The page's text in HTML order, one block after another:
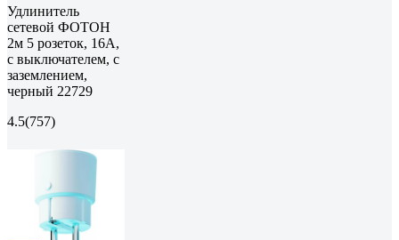
Удлинитель
сетевой ФОТОН
2м 5 розеток, 16А,
с выключателем, с
заземлением,
черный 22729
4.5(757)